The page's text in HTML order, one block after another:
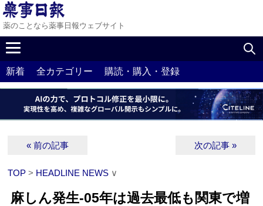
薬のことなら薬事日報ウェブサイト
新着 全カテゴリー 購読・購入・登録
« 前の記事 次の記事 »
TOP > HEADLINE NEWS ∨
麻しん発生‐05年は過去最低も関東で増